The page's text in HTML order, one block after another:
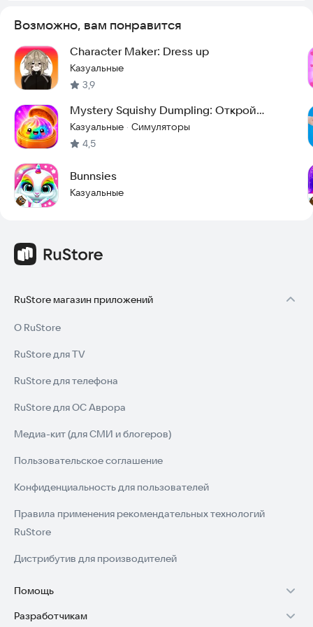
Возможно, вам понравится
Character Maker: Dress up
Казуальные
3,9
Mystery Squishy Dumpling: Открой
Редкий Пельмень
Казуальные · Симуляторы
4,5
Bunnsies
Казуальные
RuStore магазин приложений
О RuStore
RuStore для TV
RuStore для телефона
RuStore для ОС Аврора
Медиа-кит (для СМИ и блогеров)
Пользовательское соглашение
Конфиденциальность для пользователей
Правила применения рекомендательных технологий
RuStore
Дистрибутив для производителей
Помощь
Установка RuStore на TV
Разработчикам